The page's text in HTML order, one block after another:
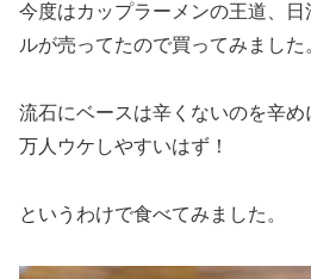
今度はカップラーメンの王道、
ルが売ってたので買ってみました
流石にベースは辛くないのを辛
万人ウケしやすいはず！
というわけで食べてみました。